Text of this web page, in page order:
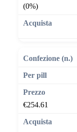
(0%)
€254.61